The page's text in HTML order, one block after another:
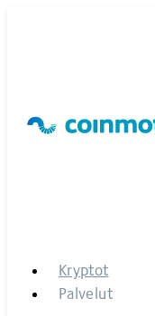
Kryptot
Palvelut